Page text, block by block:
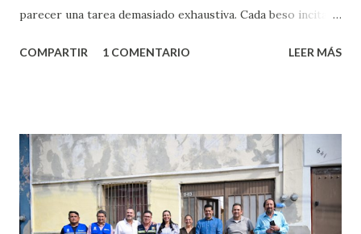
parecer una tarea demasiado exhaustiva. Cada beso incita
partes de ti que jamás hubieras imaginado. El problema es
conoces ni la mitad de lo que deberías saber. Pero incluso
quienes ya han tenido relaciones sexuales no son expertos
o expertas en el tema. Siempre hay algo nuevo que
aprender y nuevas experiencias que conocer. Si eres una
COMPARTIR 1 COMENTARIO LEER MÁS